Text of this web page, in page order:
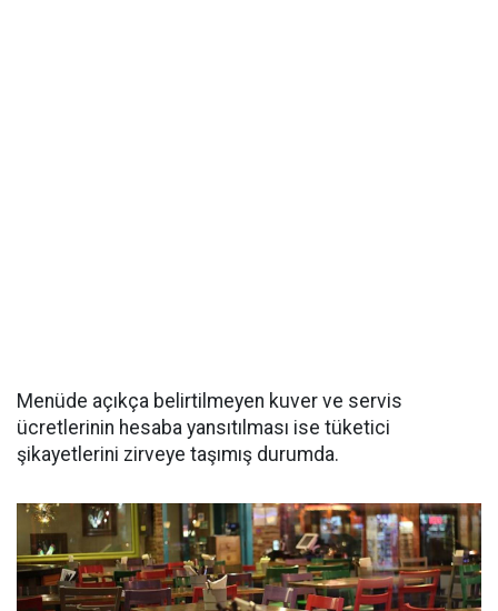
Menüde açıkça belirtilmeyen kuver ve servis
ücretlerinin hesaba yansıtılması ise tüketici
şikayetlerini zirveye taşımış durumda.